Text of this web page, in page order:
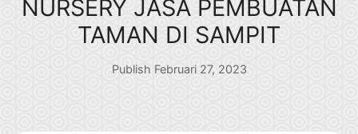
NURSERY JASA PEMBUATAN
TAMAN DI SAMPIT
Publish Februari 27, 2023